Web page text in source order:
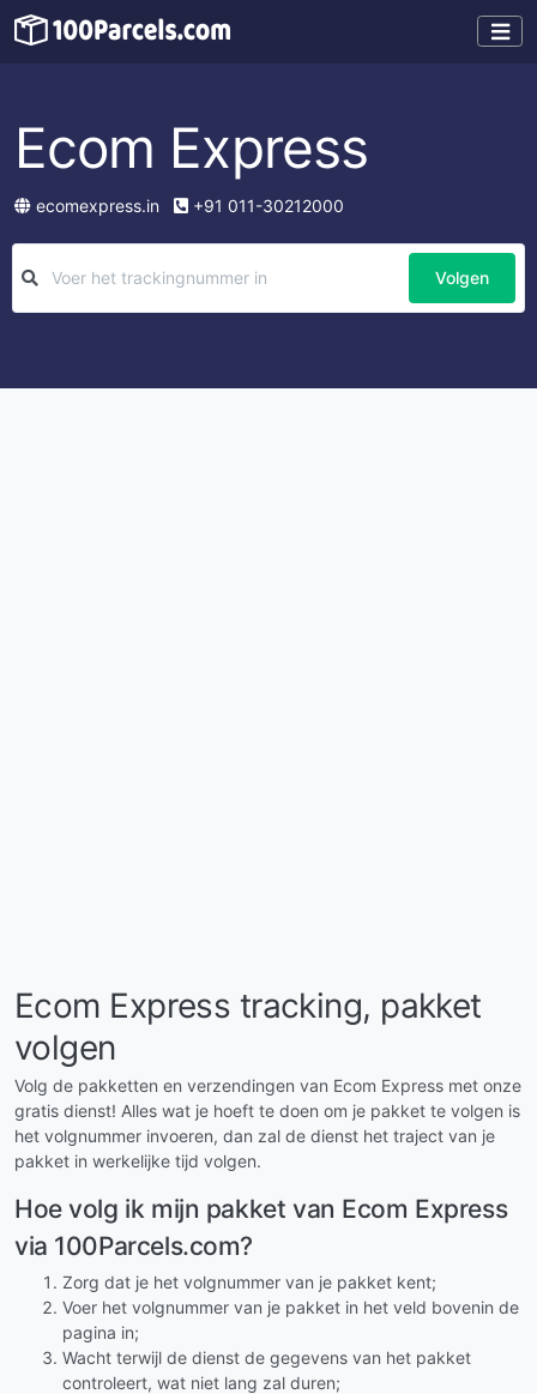
Ecom Express
ecomexpress.in +91 011-30212000
Volgen
Ecom Express tracking, pakket
volgen
Volg de pakketten en verzendingen van Ecom Express met onze
gratis dienst! Alles wat je hoeft te doen om je pakket te volgen is
het volgnummer invoeren, dan zal de dienst het traject van je
pakket in werkelijke tijd volgen.
Hoe volg ik mijn pakket van Ecom Express
via 100Parcels.com?
Zorg dat je het volgnummer van je pakket kent;
Voer het volgnummer van je pakket in het veld bovenin de
pagina in;
Wacht terwijl de dienst de gegevens van het pakket
controleert, wat niet lang zal duren;